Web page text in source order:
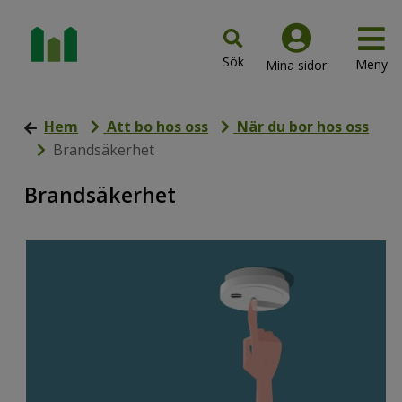
Hem Att bo hos oss
När du bor hos oss
Brandsäkerhet
Brandsäkerhet